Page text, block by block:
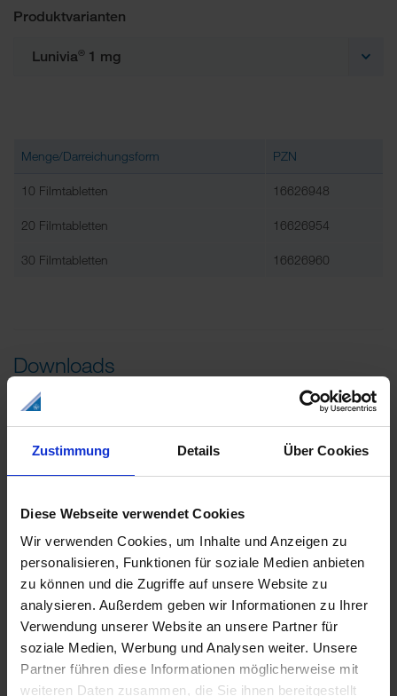
Zustimmung Details Über Cookies
Diese Webseite verwendet Cookies
Wir verwenden Cookies, um Inhalte und Anzeigen zu
personalisieren, Funktionen für soziale Medien anbieten
zu können und die Zugriffe auf unsere Website zu
analysieren. Außerdem geben wir Informationen zu Ihrer
Verwendung unserer Website an unsere Partner für
soziale Medien, Werbung und Analysen weiter. Unsere
Partner führen diese Informationen möglicherweise mit
weiteren Daten zusammen, die Sie ihnen bereitgestellt
Produktvarianten
Lunivia® 1 mg
Menge/Darreichungsform PZN
10 Filmtabletten 16626948
20 Filmtabletten 16626954
30 Filmtabletten 16626960
Downloads
pdf
Herunterladen
Pflichttext
Herunterladen
pdf
Schlaftagebuch
Herunterladen